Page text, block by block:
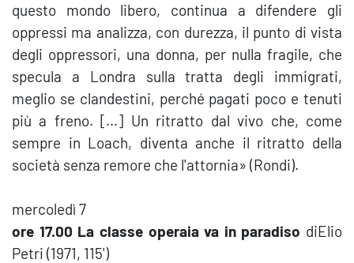
questo mondo libero, continua a difendere gli
oppressi ma analizza, con durezza, il punto di vista
degli oppressori, una donna, per nulla fragile, che
specula a Londra sulla tratta degli immigrati,
meglio se clandestini, perché pagati poco e tenuti
più a freno. […] Un ritratto dal vivo che, come
sempre in Loach, diventa anche il ritratto della
società senza remore che l'attornia» (Rondi).
mercoledì 7
ore 17.00 La classe operaia va in paradiso diElio
Petri (1971, 115')